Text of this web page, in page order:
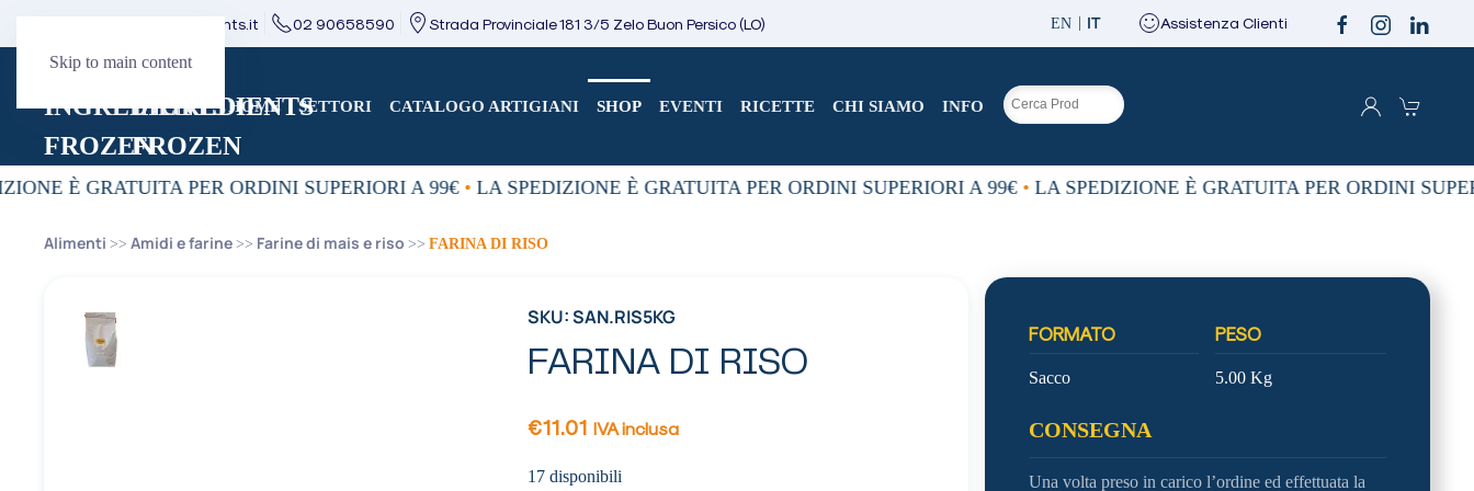
Skip to main content
direzione@mcingredients.it 02 90658590 Strada Provinciale 181 3/5 Zelo Buon Persico (LO) EN IT Assistenza Clienti
HOME SETTORI CATALOGO ARTIGIANI SHOP EVENTI RICETTE CHI SIAMO INFO
È GRATUITA PER ORDINI SUPERIORI A 99€ • LA SPEDIZIONE È GRATUITA PER ORDINI SUPERIORI A 99€ • LA SPEDIZIONE È GRATUITA PER ORDINI
Alimenti Amidi e farine Farine di mais e riso FARINA DI RISO
SKU: SAN.RIS5KG
FARINA DI RISO
€11.01 IVA inclusa
17 disponibili
FORMATO
Sacco
PESO
5.00 Kg
CONSEGNA
Una volta preso in carico l’ordine ed effettuata la